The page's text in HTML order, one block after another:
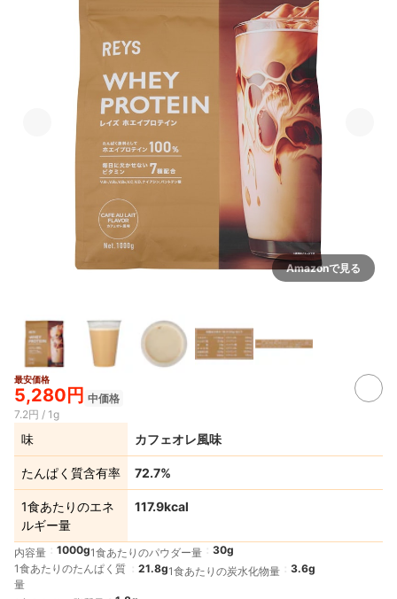
Amazonで見る
最安価格
5,280円 中価格
7.2円 / 1g
味 カフェオレ風味
たんぱく質含有率 72.7%
1食あたりのエネ
ルギー量
117.9kcal
内容量 1000g1食あたりのパウダー量
30g
1食あたりのたんぱく質
量
21.8g1食あたりの炭水化物量 3.6g